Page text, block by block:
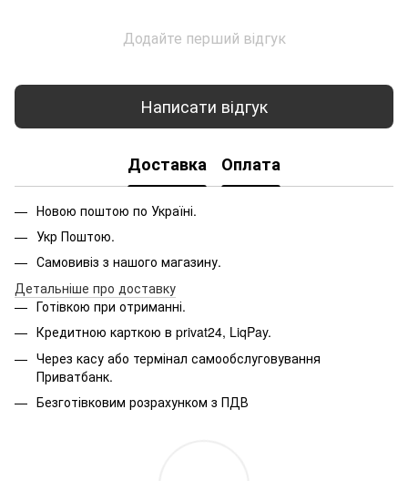
Додайте перший відгук
Написати відгук
Доставка Оплата
Новою поштою по Україні.
Укр Поштою.
Самовивіз з нашого магазину.
Детальніше про доставку
Готівкою при отриманні.
Кредитною карткою в privat24, LiqPay.
Через касу або термінал самообслуговування
Приватбанк.
Безготівковим розрахунком з ПДВ